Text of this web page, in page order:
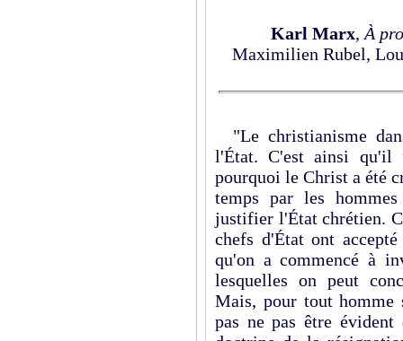
Karl Marx, À
Maximilien Rubel,
"Le christianisme
l'État. C'est ainsi qu'il
pourquoi le Christ a été
temps par les
justifier l'État chrétien.
chefs d'État ont
qu'on a commencé à
lesquelles on peut
Mais, pour tout homme
pas ne pas être